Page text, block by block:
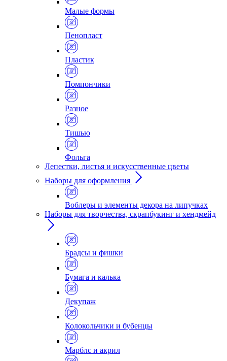
Малые формы
Пенопласт
Пластик
Помпончики
Разное
Тишью
Фольга
Лепестки, листья и искусственные цветы
Наборы для оформления
Воблеры и элементы декора на липучках
Наборы для творчества, скрапбукинг и хендмейд
Брадсы и фишки
Бумага и калька
Декупаж
Колокольчики и бубенцы
Марблс и акрил